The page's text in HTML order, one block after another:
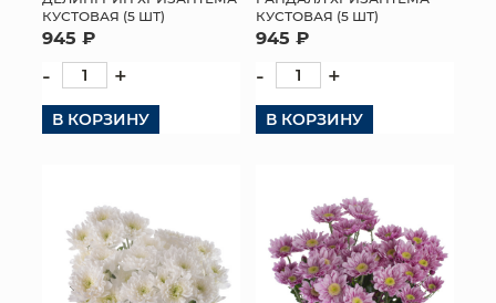
КУСТОВАЯ (5 ШТ)
945 ₽
- +
В КОРЗИНУ
КУСТОВАЯ (5 ШТ)
945 ₽
- +
В КОРЗИНУ